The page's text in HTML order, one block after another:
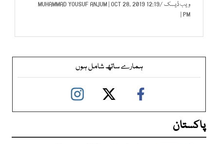
ویب ڈیسک/
MUHAMMAD YOUSUF ANJUM| OCT 28, 2019 12:19
PM |
ہمارے ساتھ شامل ہوں
پاکستان